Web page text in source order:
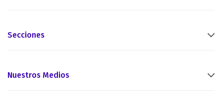
Secciones
Nuestros Medios